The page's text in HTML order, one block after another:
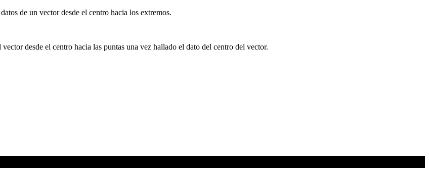
de un vector desde el centro hacia los extremos.
desde el centro hacia las puntas una vez hallado el dato del centro del vector.